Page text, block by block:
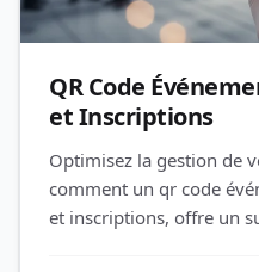
QR Code
et Inscriptions
Optimisez la gestion de
comment un qr code
et inscriptions, offre un